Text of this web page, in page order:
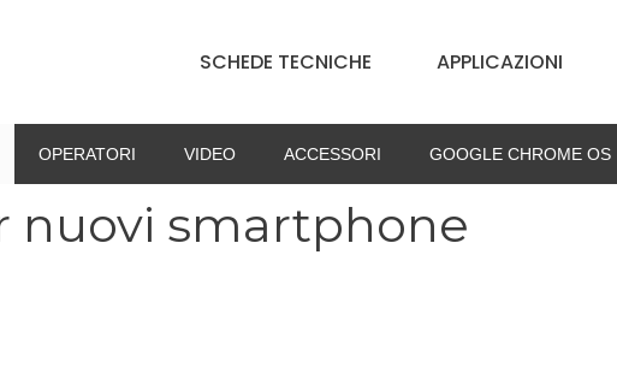
SCHEDE TECNICHE APPLICAZIONI
OPERATORI VIDEO ACCESSORI GOOGLE CHROME OS
nuovi smartphone